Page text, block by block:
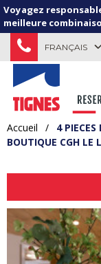
Voyagez
meilleure
FRANÇAIS
Accueil /
4 PIECES
BOUTIQUE CGH LE